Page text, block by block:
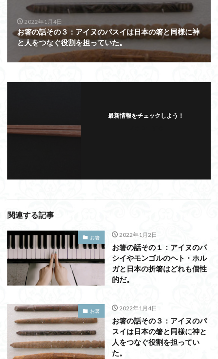
2022年1月4日
お箸の話その３：アイヌのパスイは日本の箸と同様に神
と人をつなぐ役割を担っていた。
最新情報をチェックしよう！
関連する記事
お箸 2022年1月2日
お箸の話その１：アイヌのパ
シイやモンゴルのヘト・ホル
ガと日本の折箸はどれも個性
的だ。
お箸 2022年1月4日
お箸の話その３：アイヌのパ
スイは日本の箸と同様に神と
人をつなぐ役割を担ってい
た。